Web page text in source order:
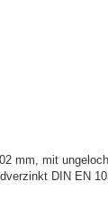
mm, mit
DIN EN